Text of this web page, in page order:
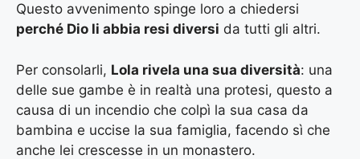
Questo avvenimento spinge loro a chiedersi
perché Dio li abbia resi diversi da tutti gli altri.
Per consolarli, Lola rivela una sua diversità: una
delle sue gambe è in realtà una protesi, questo a
causa di un incendio che colpì la sua casa da
bambina e uccise la sua famiglia, facendo sì che
anche lei crescesse in un monastero.